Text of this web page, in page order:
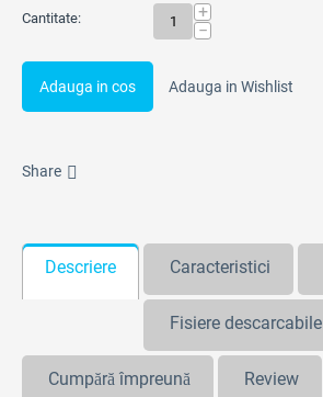
Cantitate:
+
−
Adauga in cos Adauga in Wishlist
Share
Descriere Caracteristici
Fisiere descarcabile
Cumpără împreună Review